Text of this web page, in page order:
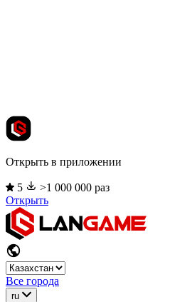
Открыть в приложении
5
>1 000 000 раз
Открыть
Все города
ru